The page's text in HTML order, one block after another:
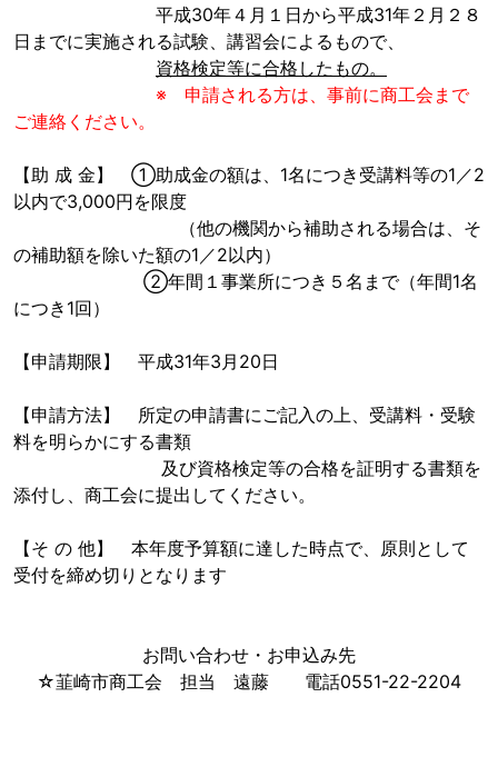
平成30年４月１日から平成31年２月２８
日までに実施される試験、講習会によるもので、
資格検定等に合格したもの。
※ 申請される方は、事前に商工会まで
ご連絡ください。
【助 成 金】 ①助成金の額は、1名につき受講料等の1／2
以内で3,000円を限度
（他の機関から補助される場合は、そ
の補助額を除いた額の1／2以内）
②年間１事業所につき５名まで（年間1名
につき1回）
【申請期限】 平成31年3月20日
【申請方法】 所定の申請書にご記入の上、受講料・受験
料を明らかにする書類
及び資格検定等の合格を証明する書類を
添付し、商工会に提出してください。
【そ の 他】 本年度予算額に達した時点で、原則として
受付を締め切りとなります
お問い合わせ・お申込み先
☆韮崎市商工会 担当 遠藤 電話0551-22-2204